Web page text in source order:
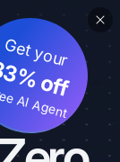
Get your
off
AI Agent